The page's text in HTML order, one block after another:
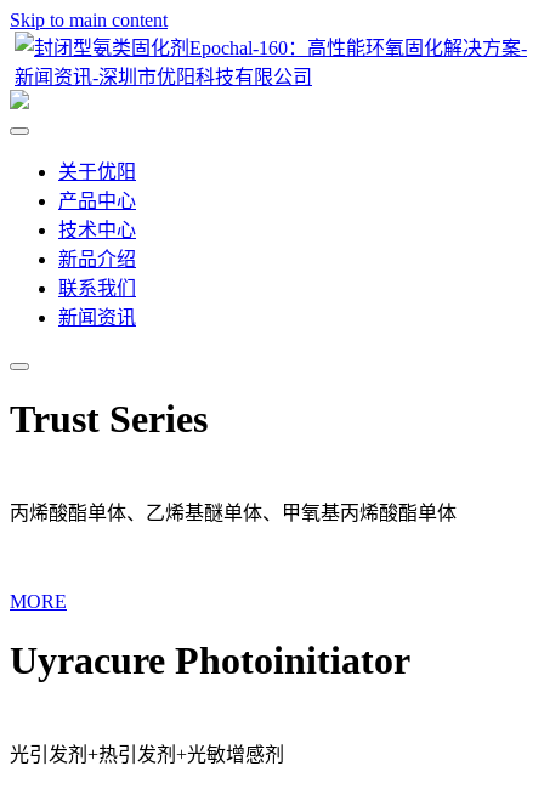
Skip to main content
关于优阳
产品中心
技术中心
新品介绍
联系我们
新闻资讯
Trust Series
丙烯酸酯单体、乙烯基醚单体、甲氧基丙烯酸酯单体
MORE
Uyracure Photoinitiator
光引发剂+热引发剂+光敏增感剂